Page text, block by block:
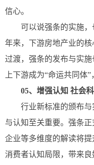
信心。
可以说强条的实施，
年来，下游房地产业的
过渡，强条的发布与实
上下游成为“命运共同体
05、增强认知 社会
行业新标准的颁布与
与认知至关重要。强条
企业等多维度的解读将
消费者认知局限，带来良